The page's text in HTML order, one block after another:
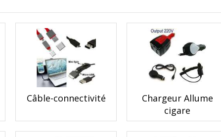
Câble-connectivité
Chargeur Allume
cigare